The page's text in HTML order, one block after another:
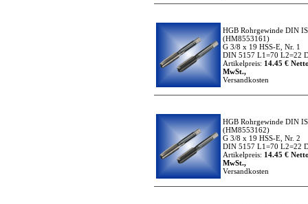
HGB Rohrgewinde DIN
(HM8553161)
G 3/8 x 19 HSS-E, Nr. 1
DIN 5157 L1=70 L2=22
Artikelpreis: 14.45 €
MwSt.,
Versandkosten
HGB Rohrgewinde DIN
(HM8553162)
G 3/8 x 19 HSS-E, Nr. 2
DIN 5157 L1=70 L2=22
Artikelpreis: 14.45 €
MwSt.,
Versandkosten